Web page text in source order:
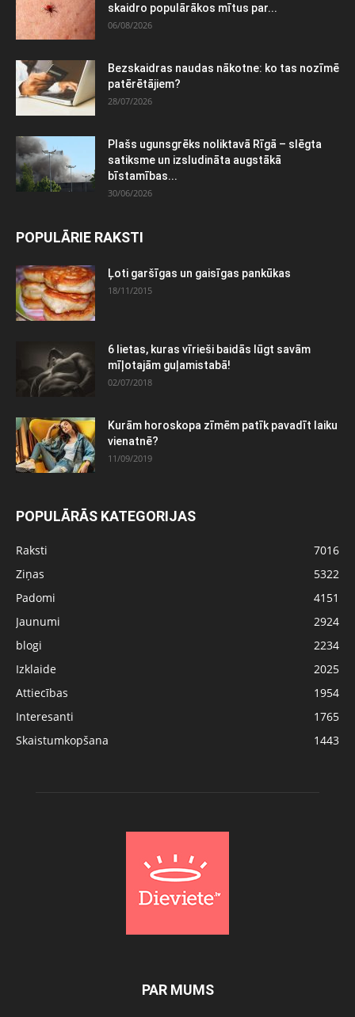
skaidro populārākos mītus par...
06/08/2026
Bezskaidras naudas nākotne: ko tas nozīmē
patērētājiem?
28/07/2026
Plašs ugunsgrēks noliktavā Rīgā – slēgta
satiksme un izsludināta augstākā
bīstamības...
30/06/2026
POPULĀRIE RAKSTI
Ļoti garšīgas un gaisīgas pankūkas
18/11/2015
6 lietas, kuras vīrieši baidās lūgt savām
mīļotajām guļamistabā!
02/07/2018
Kurām horoskopa zīmēm patīk pavadīt laiku
vienatnē?
11/09/2019
POPULĀRĀS KATEGORIJAS
Raksti
7016
Ziņas
5322
Padomi
4151
Jaunumi
2924
blogi
2234
Izklaide
2025
Attiecības
1954
Interesanti
1765
Skaistumkopšana
1443
PAR MUMS